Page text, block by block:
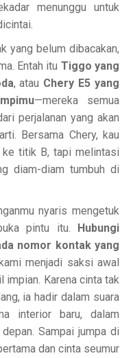
menunggu untuk
yang belum dibacakan,
Entah itu Tiggo yang
, atau Chery E5 yang
—mereka semua
perjalanan yang akan
Bersama Chery, kau
titik B, tapi melintasi
diam-diam tumbuh di
nyaris mengetuk
pintu itu. Hubungi
nomor kontak yang
menjadi saksi awal
impian. Karena cinta tak
ia hadir dalam suara
interior baru, dalam
Sampai jumpa di
dan cinta seumur